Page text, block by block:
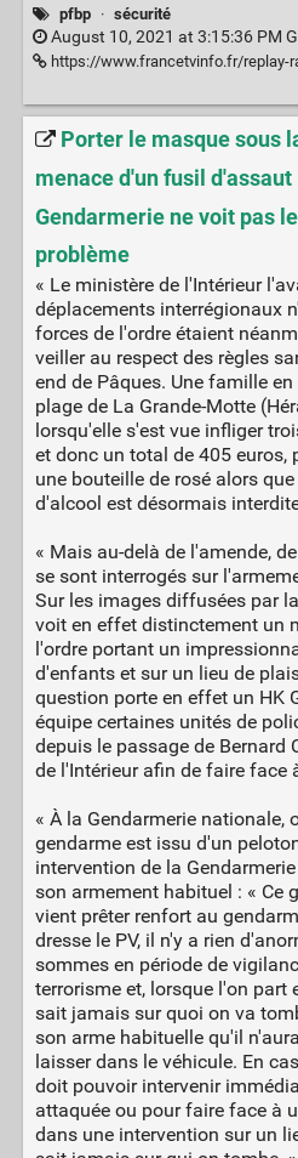
pfbp · sécurité
August 10, 2021 at 3:15:36 PM
https://www.francetvinfo.fr/replay-radio/les-informes-de-france-info/pretre-tue-en-vendee-rapport-du-giec-
Porter le masque sous
menace d'un fusil d'assaut
Gendarmerie ne voit pas le
problème
« Le ministère de l'Intérieur
déplacements interrégionaux
forces de l'ordre étaient
veiller au respect des règles
end de Pâques. Une famille
plage de La Grande-Motte
lorsqu'elle s'est vue infliger
et donc un total de 405 euros,
une bouteille de rosé alors
d'alcool est désormais
« Mais au-delà de l'amende,
se sont interrogés sur
Sur les images diffusées par
voit en effet distinctement un
l'ordre portant un
d'enfants et sur un lieu de
question porte en effet un HK
équipe certaines unités de
depuis le passage de Bernard
de l'Intérieur afin de faire face
« À la Gendarmerie nationale,
gendarme est issu d'un
intervention de la
son armement habituel : « Ce
vient prêter renfort au
dresse le PV, il n'y a rien
sommes en période de
terrorisme et, lorsque l'on part
sait jamais sur quoi on va
son arme habituelle qu'il
laisser dans le véhicule. En
doit pouvoir intervenir
attaquée ou pour faire face à
dans une intervention sur un